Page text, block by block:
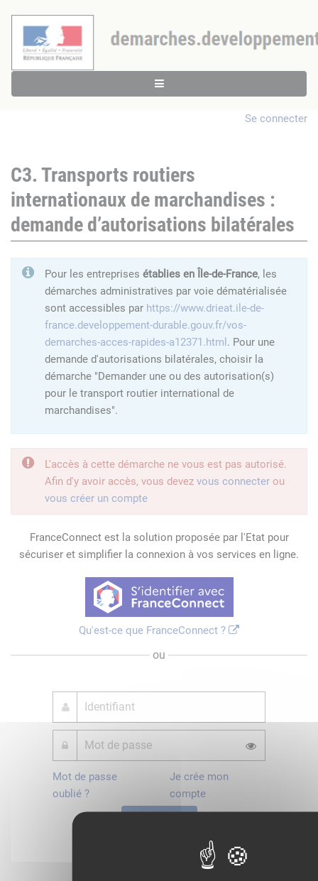
Se connecter
C3. Transports routiers
internationaux de marchandises :
demande d’autorisations bilatérales
Pour les entreprises établies en Île-de-France, les
démarches administratives par voie dématérialisée
sont accessibles par https://www.drieat.ile-de-
france.developpement-durable.gouv.fr/vos-
demarches-acces-rapides-a12371.html . Pour une
demande d'autorisations bilatérales, choisir la
démarche "Demander une ou des autorisation(s)
pour le transport routier international de
marchandises".
L'accès à cette démarche ne vous est pas autorisé.
Afin d'y avoir accès, vous devez vous connecter ou
vous créer un compte
FranceConnect est la solution proposée par l'Etat pour
sécuriser et simplifier la connexion à vos services en ligne.
Qu'est-ce que FranceConnect ?
ou
Mot de passe
oublié ?
Je crée mon
compte